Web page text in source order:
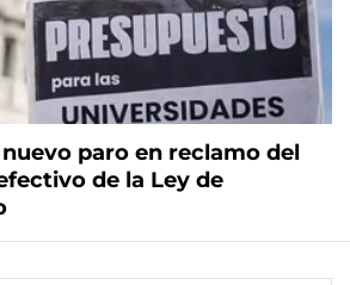
paro en reclamo del
de la Ley de